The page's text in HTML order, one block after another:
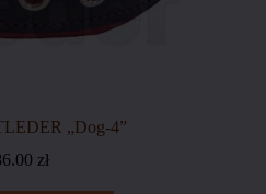
„Dog-4”
zł